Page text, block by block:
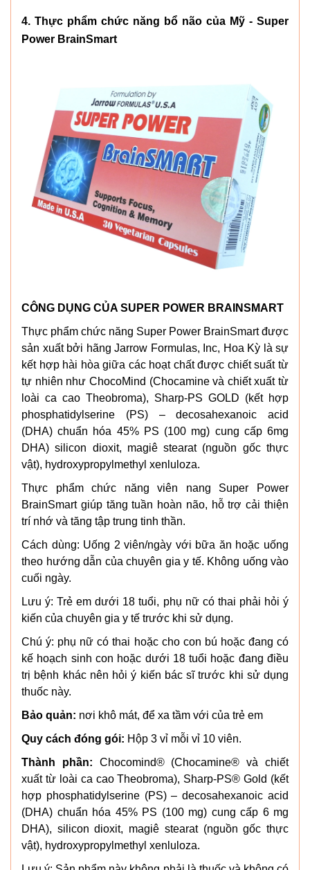
4. Thực phẩm chức năng bổ não của Mỹ - Super
Power BrainSmart
CÔNG DỤNG CỦA SUPER POWER BRAINSMART
Thực phẩm chức năng Super Power BrainSmart được
sản xuất bởi hãng Jarrow Formulas, Inc, Hoa Kỳ là sự
kết hợp hài hòa giữa các hoạt chất được chiết suất từ
tự nhiên như ChocoMind (Chocamine và chiết xuất từ
loài ca cao Theobroma), Sharp-PS GOLD (kết hợp
phosphatidylserine (PS) – decosahexanoic acid
(DHA) chuẩn hóa 45% PS (100 mg) cung cấp 6mg
DHA) silicon dioxit, magiê stearat (nguồn gốc thực
vật), hydroxypropylmethyl xenluloza.
Thực phẩm chức năng viên nang Super Power
BrainSmart giúp tăng tuần hoàn não, hỗ trợ cải thiện
trí nhớ và tăng tập trung tinh thần.
Cách dùng: Uống 2 viên/ngày với bữa ăn hoặc uống
theo hướng dẫn của chuyên gia y tế. Không uống vào
cuối ngày.
Lưu ý: Trẻ em dưới 18 tuổi, phụ nữ có thai phải hỏi ý
kiến của chuyên gia y tế trước khi sử dụng.
Chú ý: phụ nữ có thai hoặc cho con bú hoặc đang có
kế hoạch sinh con hoặc dưới 18 tuổi hoặc đang điều
trị bệnh khác nên hỏi ý kiến bác sĩ trước khi sử dụng
thuốc này.
Bảo quản: nơi khô mát, để xa tầm với của trẻ em
Quy cách đóng gói: Hộp 3 vỉ mỗi vỉ 10 viên.
Thành phần: Chocomind® (Chocamine® và chiết
xuất từ loài ca cao Theobroma), Sharp-PS® Gold (kết
hợp phosphatidylserine (PS) – decosahexanoic acid
(DHA) chuẩn hóa 45% PS (100 mg) cung cấp 6 mg
DHA), silicon dioxit, magiê stearat (nguồn gốc thực
vật), hydroxypropylmethyl xenluloza.